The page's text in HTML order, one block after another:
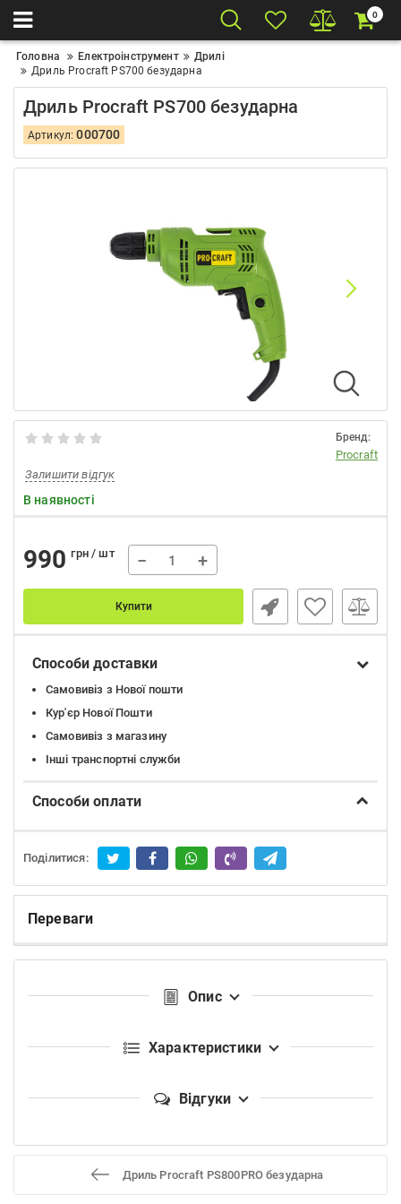
0
Головна Електроінструмент
Дрилі
Дриль Procraft PS700 безударна
Дриль Procraft PS700 безударна
Артикул:000700
Бренд:
Procraft
Залишити відгук
В наявності
990 грн / шт − +
Купити
Способи доставки
Самовивіз з Нової пошти
Кур'єр Нової Пошти
Самовивіз з магазину
Інші транспортні служби
Способи оплати
Поділитися:
Переваги
Опис
Характеристики
Відгуки
Дриль Procraft PS800PRO безударна